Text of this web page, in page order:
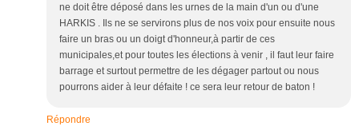
ne doit être déposé dans les urnes de la main d'un ou d'une
HARKIS . Ils ne se servirons plus de nos voix pour ensuite nous
faire un bras ou un doigt d'honneur,à partir de ces
municipales,et pour toutes les élections à venir , il faut leur faire
barrage et surtout permettre de les dégager partout ou nous
pourrons aider à leur défaite ! ce sera leur retour de baton !
Répondre